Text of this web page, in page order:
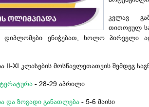
კვლავ
თითოეულ
დიპლომები ენიჭებათ, ხოლო პირველი
II-XI კლასების მოსწავლეთათვის შემდეგ
- 28-29 აპრილი
და ზოგადი განათლება - 5-6 მაისი